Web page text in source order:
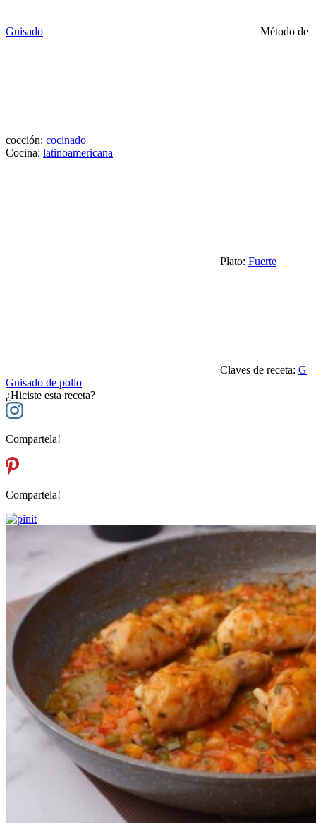
Guisado Método de
cocción: cocinado
Cocina: latinoamericana
Plato: Fuerte
Claves de receta: G
Guisado de pollo
¿Hiciste esta receta?
Compartela!
Compartela!